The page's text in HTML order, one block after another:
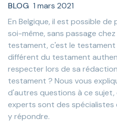
BLOG 1 mars 2021
En Belgique, il est possible
soi-même, sans passage
testament, c'est le
différent du testament
respecter lors de sa
testament ? Nous vous
d'autres questions à ce
experts sont des
y répondre.